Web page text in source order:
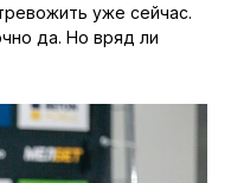
уже сейчас.
да. Но вряд ли